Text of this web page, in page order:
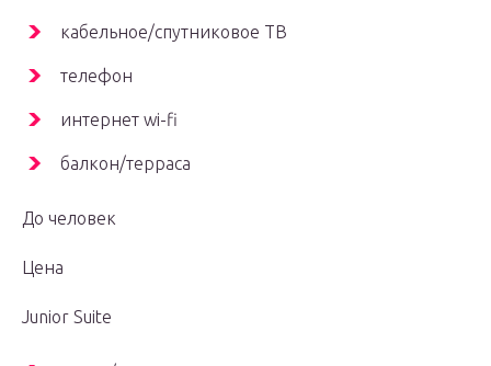
кабельное/спутниковое ТВ
телефон
интернет wi-fi
балкон/терраса
До человек
Цена
Junior Suite